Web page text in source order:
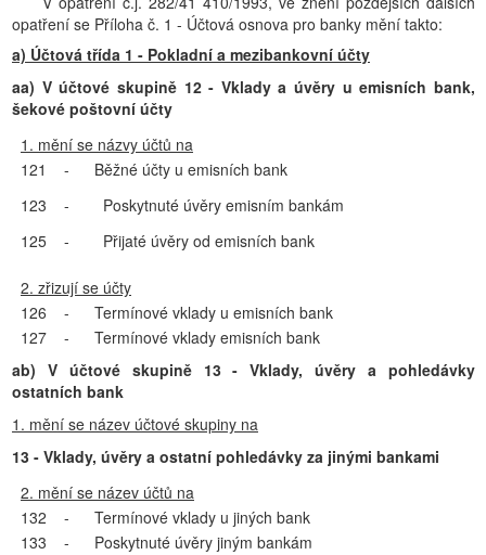
opatření se Příloha č. 1 - Účtová osnova pro banky mění takto:
a) Účtová třída 1 - Pokladní a mezibankovní účty
aa) V účtové skupině 12 - Vklady a úvěry u emisních bank,
šekové poštovní účty
1. mění se názvy účtů na
121
-
Běžné účty u emisních bank
123
-
Poskytnuté úvěry emisním bankám
125
- Přijaté úvěry od emisních bank
2. zřizují se účty
126
-
Termínové vklady u emisních bank
127
-
Termínové vklady emisních bank
ab) V účtové skupině 13 - Vklady, úvěry a pohledávky
ostatních bank
1. mění se název účtové skupiny na
13 - Vklady, úvěry a ostatní pohledávky za jinými bankami
2. mění se název účtů na
132
-
Termínové vklady u jiných bank
133
-
Poskytnuté úvěry jiným bankám